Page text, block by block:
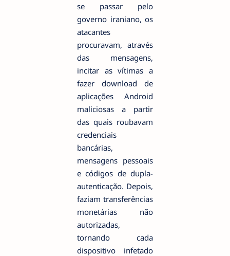
se passar pelo
governo iraniano, os
atacantes
procuravam, através
das mensagens,
incitar as vítimas a
fazer download de
aplicações Android
maliciosas a partir
das quais roubavam
credenciais
bancárias,
mensagens pessoais
e códigos de dupla-
autenticação. Depois,
faziam transferências
monetárias não
autorizadas,
tornando cada
dispositivo infetado